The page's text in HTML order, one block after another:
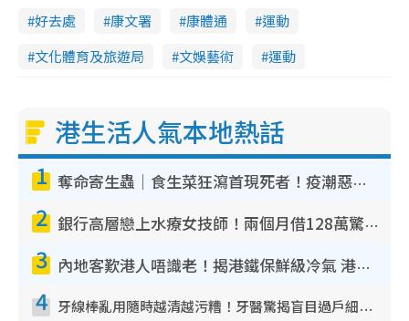
好去處 康文署 康體通
運動
文化體育及旅遊局
文娛藝術 運動
港生活人氣本地熱話
1 奪命寄生蟲｜食生菜狂瀉首現死者！疫潮惡化錄1.8萬宗病例 揭洗菜3大謬誤
2 銀行高層戀上水療女技師！兩個月借128萬驚覺「沉船」沉落火海 揭背後疑似邪教操控賣淫
3 內地客歎港人唔識老！揭港鐵保鮮級冷氣 港人求放過：咪投訴
4 牙線棒亂用隨時越清越污糟！牙醫驚揭盲目過戶細菌恐致蛀牙：呢種先係日常真保養